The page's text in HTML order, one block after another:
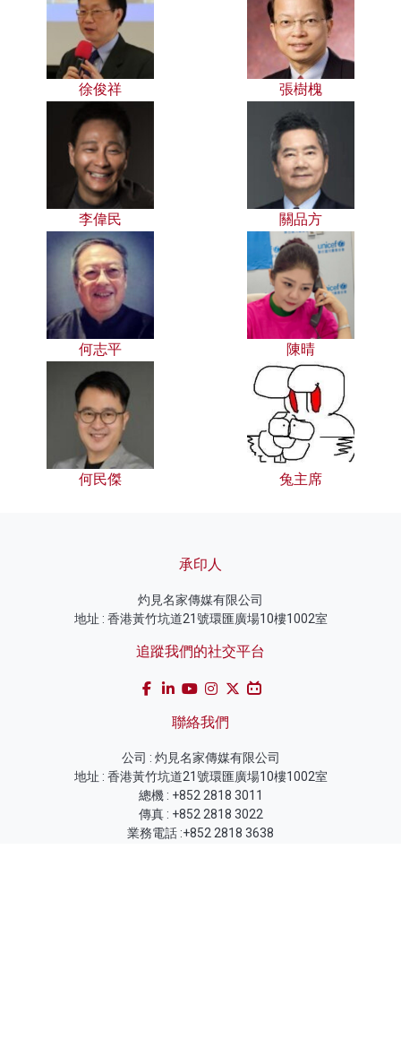
徐俊祥 張樹槐
李偉民 關品方
何志平 陳晴
何民傑 兔主席
承印人
灼見名家傳媒有限公司
地址 : 香港黃竹坑道21號環匯廣場10樓1002室
追蹤我們的社交平台
聯絡我們
公司 : 灼見名家傳媒有限公司
地址 : 香港黃竹坑道21號環匯廣場10樓1002室
總機 : +852 2818 3011
傳真 : +852 2818 3022
業務電話 :+852 2818 3638